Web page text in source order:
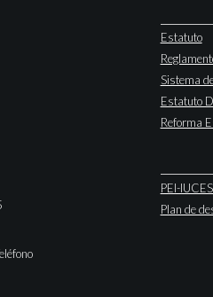
Estatuto
Sistema
Estatuto
Reforma
PEI-
Plan de